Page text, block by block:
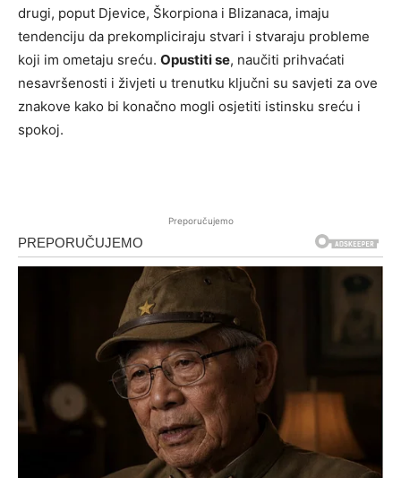
drugi, poput Djevice, Škorpiona i Blizanaca, imaju
tendenciju da prekompliciraju stvari i stvaraju probleme
koji im ometaju sreću. Opustiti se, naučiti prihvaćati
nesavršenosti i živjeti u trenutku ključni su savjeti za ove
znakove kako bi konačno mogli osjetiti istinsku sreću i
spokoj.
Preporučujemo